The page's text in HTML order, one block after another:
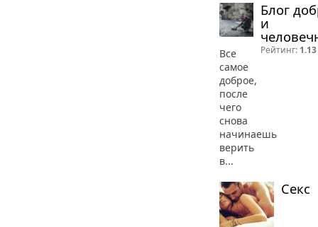
Блог
и
Все
самое
доброе,
после
чего
снова
начинаешь
верить
в...
Рейтинг: 1.13
Секс